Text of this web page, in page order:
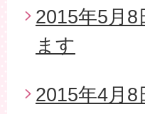
2015年5月
ます
2015年4月